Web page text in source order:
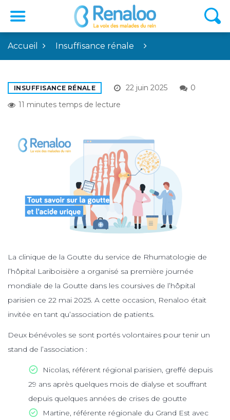
Accueil Insuffisance rénale
INSUFFISANCE RÉNALE 22 juin 2025
0
11 minutes temps de lecture
La clinique de la Goutte du service de Rhumatologie de
l’hôpital Lariboisière a organisé sa première journée
mondiale de la Goutte dans les coursives de l’hôpital
parisien ce 22 mai 2025. A cette occasion, Renaloo était
invitée en tant qu’association de patients.
Deux bénévoles se sont portés volontaires pour tenir un
stand de l’association :
Nicolas, référent régional parisien, greffé depuis
29 ans après quelques mois de dialyse et souffrant
depuis quelques années de crises de goutte
Martine, référente régionale du Grand Est avec